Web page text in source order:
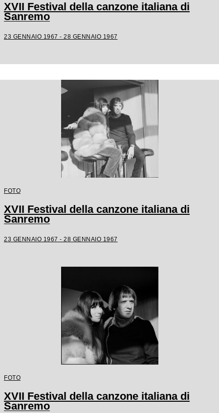
XVII Festival della canzone italiana di
Sanremo
23 GENNAIO 1967 - 28 GENNAIO 1967
FOTO
XVII Festival della canzone italiana di
Sanremo
23 GENNAIO 1967 - 28 GENNAIO 1967
FOTO
XVII Festival della canzone italiana di
Sanremo